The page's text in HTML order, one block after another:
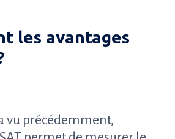
les avantages
vu précédemment,